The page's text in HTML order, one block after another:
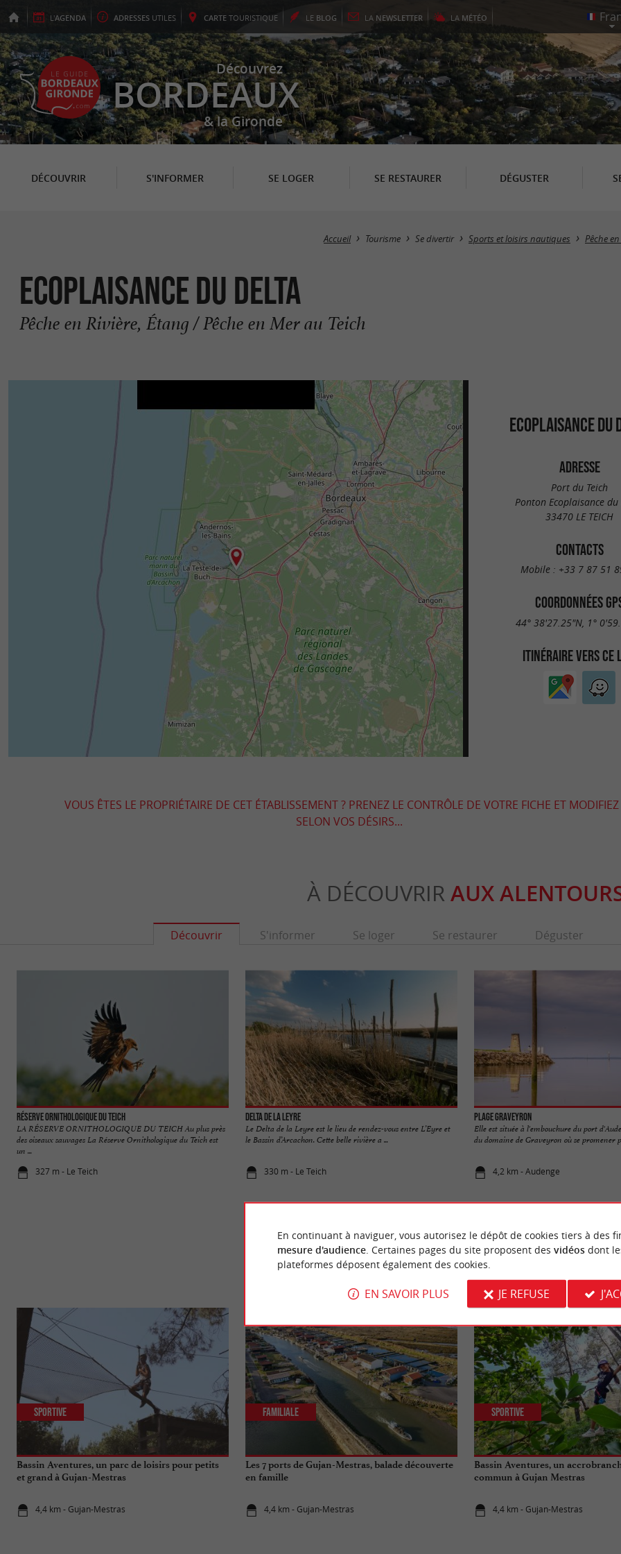
L'AGENDA ADRESSES UTILES CARTE TOURISTIQUE LE BLOG LA NEWSLETTER LA MÉTÉO
Découvrez
BORDEAUX
& la Gironde
DÉCOUVRIR S'INFORMER SE LOGER SE RESTAURER DÉGUSTER
Accueil Tourisme Se divertir Sports et loisirs nautiques Pêche
Ecoplaisance du Delta
Pêche en Rivière, Étang / Pêche en Mer au Teich
ECOPLAISANCE DU
ADRESSE
Port du Teich
Ponton Ecoplaisance
33470 LE TEICH
CONTACTS
Mobile : +33 7 87 51
COORDONNÉES
44° 38'27.25"N, 1°
ITINÉRAIRE VERS CE
VOUS ÊTES LE PROPRIÉTAIRE DE CET ÉTABLISSEMENT ? PRENEZ LE CONTRÔLE DE VOTRE FICHE ET
SELON VOS DÉSIRS...
À DÉCOUVRIR AUX
Découvrir S'informer Se loger Se restaurer Déguster
Réserve Orni­thologique du Teich
LA RÉSERVE ORNITHOLOGIQUE DU TEICH Au plus près
des oiseaux sauvages La Réserve Ornithologique du Teich est
un ...
327 m - Le Teich
Delta de la Leyre
Le Delta de la Leyre est le lieu de rendez-vous entre L’Eyre et
le Bassin d’Arcachon. Cette belle rivière a ...
330 m - Le Teich
Plage Graveyron
Elle est située à l'embouchure du port
du domaine de Graveyron où se promener
4,2 km - Audenge
NOUS AVONS TESTÉPOUR
Bassin Aventures, un parc de loisirs pour petits
et grand à Gujan-Mestras
4,4 km - Gujan-Mestras
Sportive
Les 7 ports de Gujan-Mestras, balade découverte
en famille
4,4 km - Gujan-Mestras
Familiale
Bassin Aventures, un
commun à Gujan Mestras
4,4 km - Gujan-Mestras
Sportive
En continuant à naviguer, vous autorisez le dépôt de cookies tiers à des
mesure d'audience. Certaines pages du site proposent des vidéosdont
plateformes déposent également des cookies.
EN SAVOIR PLUS JE REFUSE